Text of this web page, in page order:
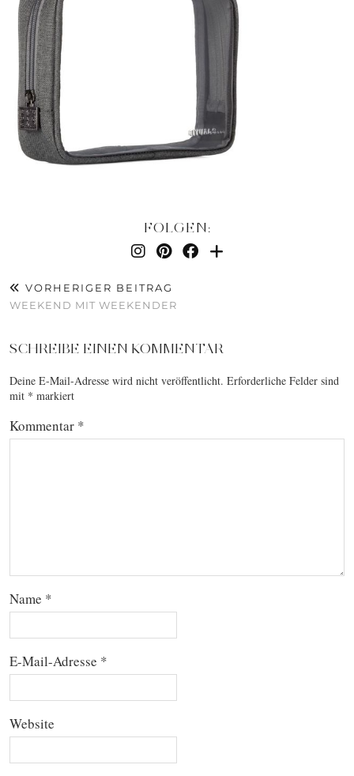
FOLGEN:
VORHERIGER BEITRAG
WEEKEND MIT WEEKENDER
SCHREIBE EINEN KOMMENTAR
Deine E-Mail-Adresse wird nicht veröffentlicht. Erforderliche Felder sind
mit * markiert
Kommentar *
Name *
E-Mail-Adresse *
Website